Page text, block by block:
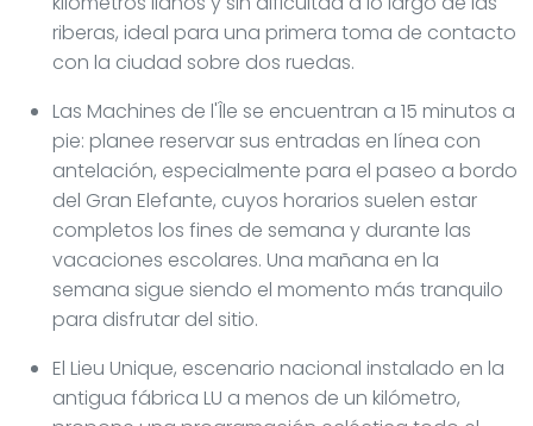
riberas, ideal para una primera toma de contacto
con la ciudad sobre dos ruedas.
Las Machines de l'Île se encuentran a 15 minutos a
pie: planee reservar sus entradas en línea con
antelación, especialmente para el paseo a bordo
del Gran Elefante, cuyos horarios suelen estar
completos los fines de semana y durante las
vacaciones escolares. Una mañana en la
semana sigue siendo el momento más tranquilo
para disfrutar del sitio.
El Lieu Unique, escenario nacional instalado en la
antigua fábrica LU a menos de un kilómetro,